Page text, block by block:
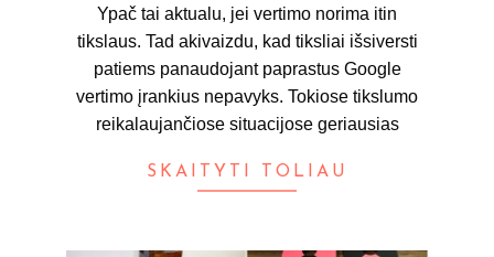
Ypač tai aktualu, jei vertimo norima itin
tikslaus. Tad akivaizdu, kad tiksliai išsiversti
patiems panaudojant paprastus Google
vertimo įrankius nepavyks. Tokiose tikslumo
reikalaujančiose situacijose geriausias
SKAITYTI TOLIAU